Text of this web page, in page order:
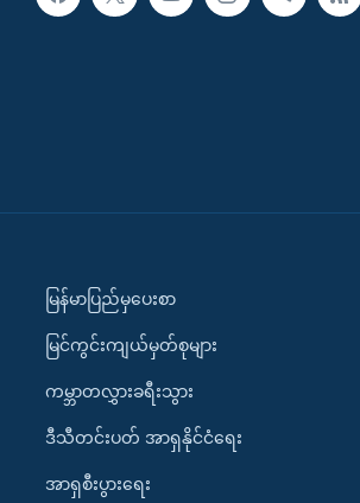
မြန်မာပြည်မှပေးစာ
မြင်ကွင်းကျယ်မှတ်စုများ
ကမ္ဘာတလွှားခရီးသွား
ဒီသီတင်းပတ် အာရှနိုင်ငံရေး
အာရှစီးပွားရေး